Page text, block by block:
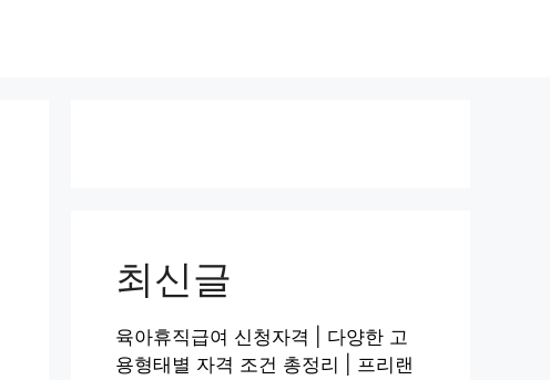
최신글
육아휴직급여 신청자격 | 다양한 고
용형태별 자격 조건 총정리 | 프리랜